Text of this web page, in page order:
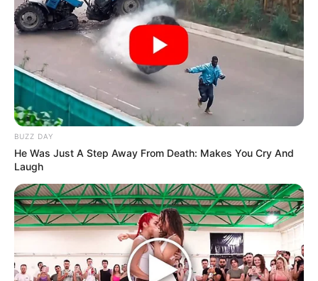
agrega las hojas secas de manzanilla.
Cubre y deja reposar por 5-10 minutos.
Cuela y endulza con miel si lo deseas.
Beneficios:Ayuda a reducir el estrés y a
mejorar el sueño.
BUZZ DAY
He Was Just A Step Away From Death: Makes You Cry And
Laugh